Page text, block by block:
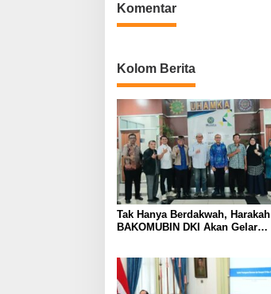
Komentar
Kolom Berita
Tak Hanya Berdakwah, Harakah
BAKOMUBIN DKI Akan Gelar